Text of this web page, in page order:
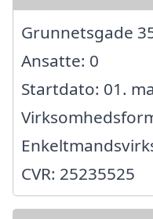
Grunnetsgade
Ansatte: 0
Startdato: 01.
CVR: 25235525